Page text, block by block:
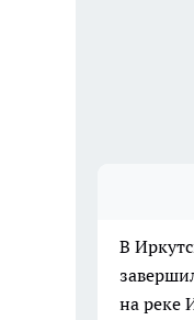
В
на реке